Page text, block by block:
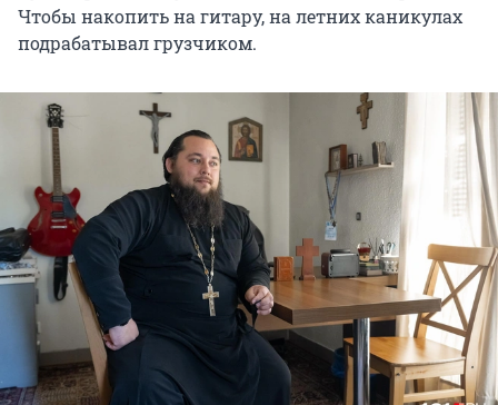
Чтобы накопить на гитару, на летних каникулах
подрабатывал грузчиком.